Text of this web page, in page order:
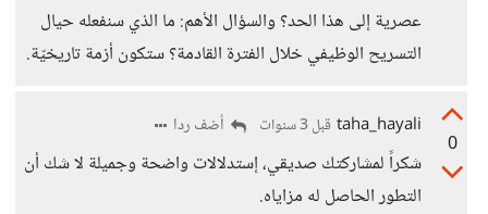
عصرية إلى هذا الحد؟ والسؤال الأهم: ما الذي سنفعله حيال
التسريح الوظيفي خلال الفترة القادمة؟ ستكون أزمة تاريخيّة.
0
taha_hayali قبل 3 سنوات أضف ردا
شكراً لمشاركتك صديقي، إستدلالات واضحة وجميلة لا شك أن
التطور الحاصل له مزاياه.